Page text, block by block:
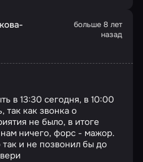
больше 8 лет
назад
в 13:30 сегодня, в 10:00
так как звонка о
не было, в итоге
ничего, форс - мажор.
и не позвонил бы до